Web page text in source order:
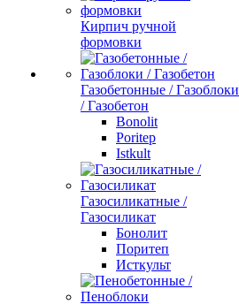
Кирпич ручной
формовки
Газобетонные / Газоблоки
/ Газобетон
Bonolit
Poritep
Istkult
Газосиликатные /
Газосиликат
Бонолит
Поритеп
Исткульт